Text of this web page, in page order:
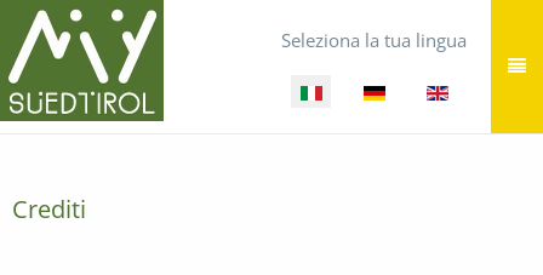
Seleziona la tua lingua
Crediti